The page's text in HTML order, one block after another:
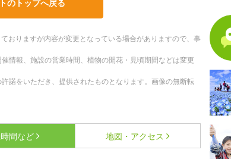
のトップへ戻る
おりますが内容が変更となっている場合がありますので、事
情報、施設の営業時間、植物の開花・見頃期間などは変更
諾をいただき、提供されたものとなります。画像の無断転
間など 地図・アクセス